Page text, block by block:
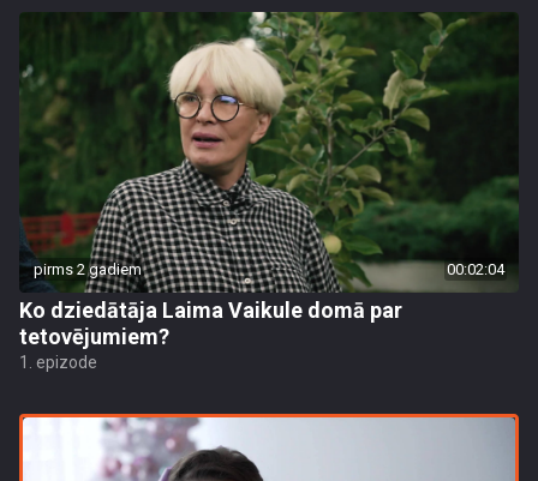
pirms 2 gadiem 00:02:04
Ko dziedātāja Laima Vaikule domā par
tetovējumiem?
1. epizode